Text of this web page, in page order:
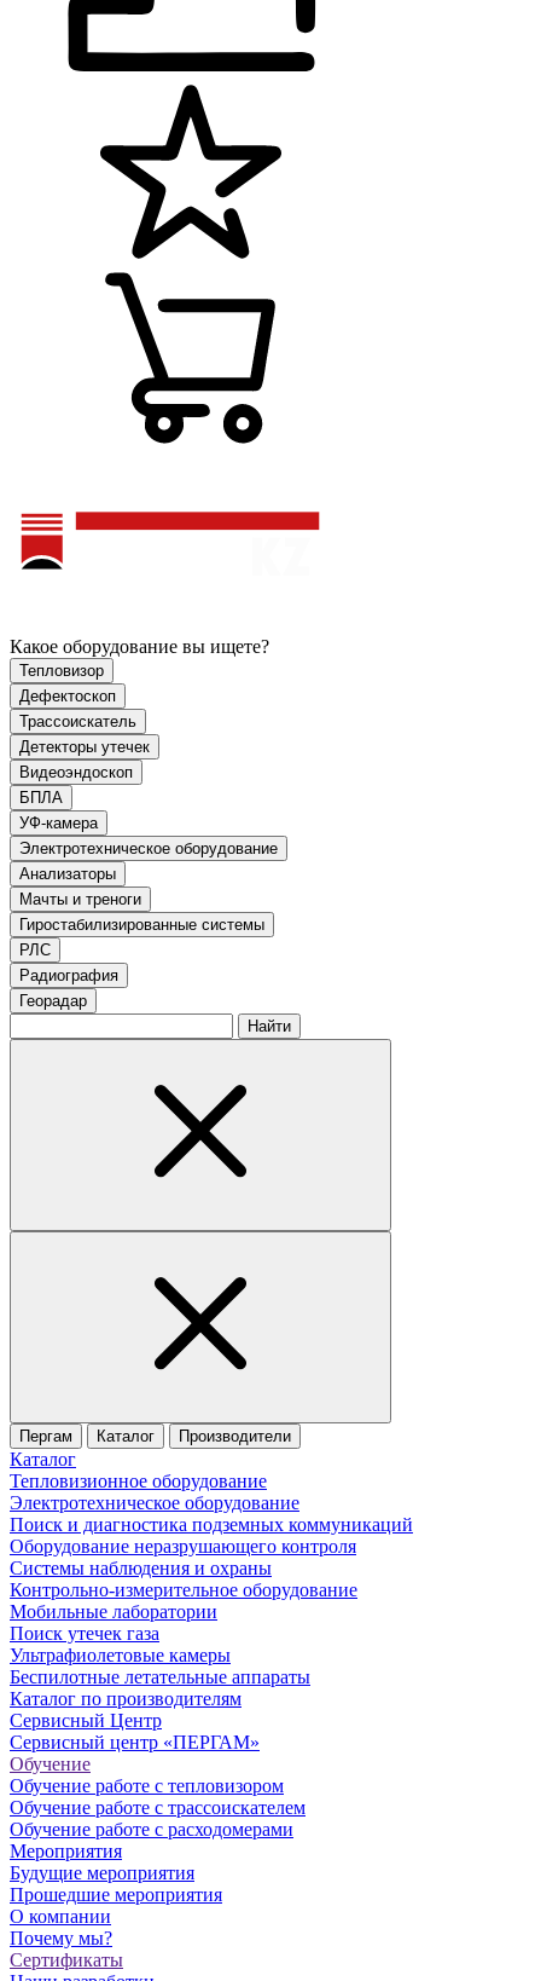
Какое оборудование вы ищете?
Тепловизор
Дефектоскоп
Трассоискатель
Детекторы утечек
Видеоэндоскоп
БПЛА
УФ-камера
Электротехническое оборудование
Анализаторы
Мачты и треноги
Гиростабилизированные системы
РЛС
Радиография
Георадар
Найти
Пергам Каталог Производители
Каталог
Тепловизионное оборудование
Электротехническое оборудование
Поиск и диагностика подземных коммуникаций
Оборудование неразрушающего контроля
Системы наблюдения и охраны
Контрольно-измерительное оборудование
Мобильные лаборатории
Поиск утечек газа
Ультрафиолетовые камеры
Беспилотные летательные аппараты
Каталог по производителям
Сервисный Центр
Сервисный центр «ПЕРГАМ»
Обучение
Обучение работе с тепловизором
Обучение работе с трассоискателем
Обучение работе с расходомерами
Мероприятия
Будущие мероприятия
Прошедшие мероприятия
О компании
Почему мы?
Сертификаты